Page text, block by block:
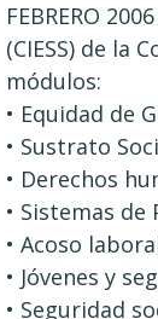
FEBRERO
(CIESS) de la
módulos:
• Equidad de
• Sustrato
• Derechos
• Sistemas de
• Acoso
• Jóvenes y
• Seguridad